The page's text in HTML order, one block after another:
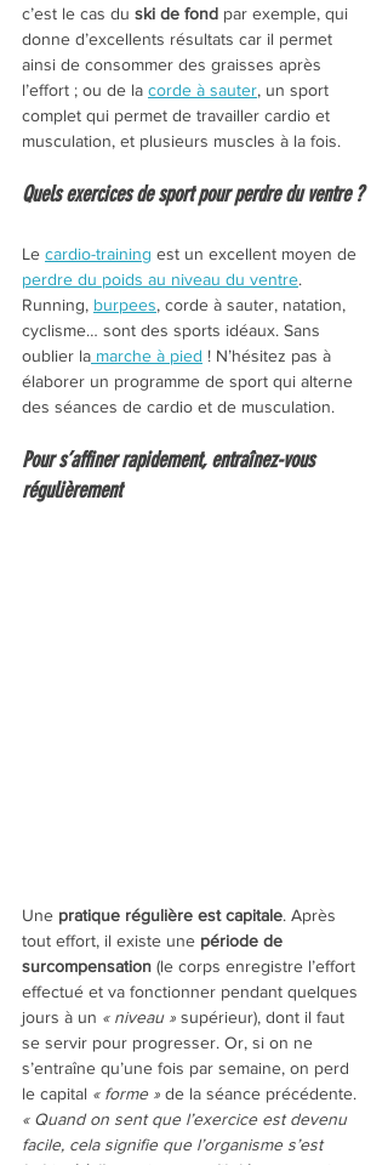
c’est le cas du ski de fond par exemple, qui
donne d’excellents résultats car il permet
ainsi de consommer des graisses après
l’effort ; ou de la corde à sauter, un sport
complet qui permet de travailler cardio et
musculation, et plusieurs muscles à la fois.
Quels exercices de sport pour perdre du ventre ?
Le cardio-training est un excellent moyen de
perdre du poids au niveau du ventre.
Running, burpees, corde à sauter, natation,
cyclisme… sont des sports idéaux. Sans
oublier la marche à pied ! N’hésitez pas à
élaborer un programme de sport qui alterne
des séances de cardio et de musculation.
Pour s’affiner rapidement, entraînez-vous
régulièrement
Une pratique régulière est capitale. Après
tout effort, il existe une période de
surcompensation (le corps enregistre l’effort
effectué et va fonctionner pendant quelques
jours à un « niveau » supérieur), dont il faut
se servir pour progresser. Or, si on ne
s’entraîne qu’une fois par semaine, on perd
le capital « forme » de la séance précédente.
« Quand on sent que l’exercice est devenu
facile, cela signifie que l’organisme s’est